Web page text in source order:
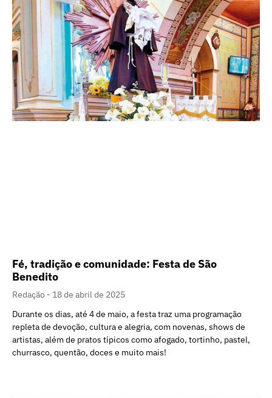
Fé, tradição e comunidade: Festa de São
Benedito
Redação
18 de abril de 2025
Durante os dias, até 4 de maio, a festa traz uma programação
repleta de devoção, cultura e alegria, com novenas, shows de
artistas, além de pratos típicos como afogado, tortinho, pastel,
churrasco, quentão, doces e muito mais!